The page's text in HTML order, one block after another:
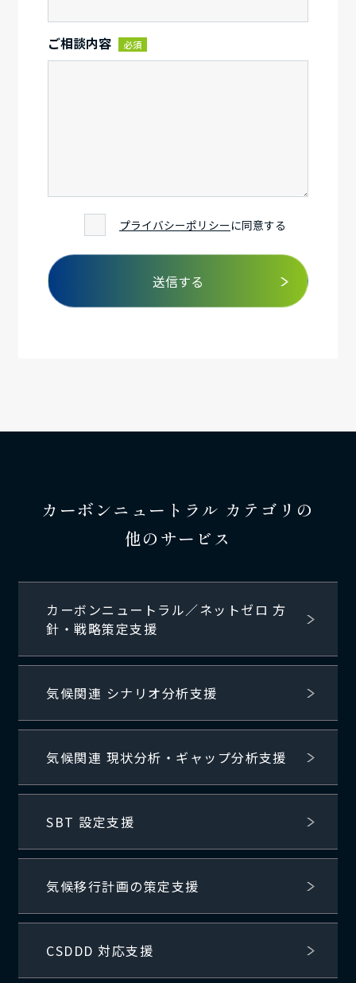
ご相談内容 必須
プライバシーポリシー に同意する
カーボンニュートラル カテゴリの
他のサービス
カーボンニュートラル／ネットゼロ 方
針・戦略策定支援
気候関連 シナリオ分析支援
気候関連 現状分析・ギャップ分析支援
SBT 設定支援
気候移行計画の策定支援
CSDDD 対応支援